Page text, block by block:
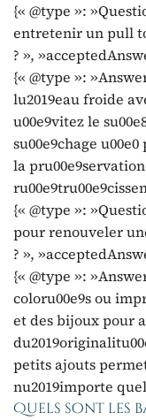
{« @type »:
entretenir un pull
? »,
{« @type »:
lu2019eau froide
u00e9vitez le
su00e9chage
la
{« @type »:
pour renouveler
? »,
{« @type »:
coloru00e9s ou
et des bijoux pour
petits ajouts
nu2019importe
Quels sont les